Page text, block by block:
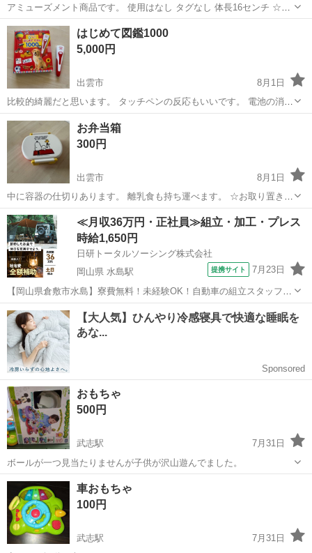
アミューズメント商品です。 使用はなし タグなし 体長16センチ ☆お
取り置きは致しません。 ☆自宅保管品、USED品です。喫煙者、ペッ
トはいません。サイズ、汚れ等の確認は素人検品です。 ☆ドタキャン
しない方とのお取引...
島根 出雲市 おもちゃ
はじめて図鑑1000
5,000円
出雲市
8月1日
比較的綺麗だと思います。 タッチペンの反応もいいです。 電池の消耗
はご了承ください。 ☆お取り置きは致しません。 ☆基本出品から1ヶ
月で削除予定です。 ☆自宅保管品、USED品です。喫煙者、ペットは
いません。サイズ、汚れ...
島根 出雲市 おもちゃ
お弁当箱
300円
出雲市
8月1日
中に容器の仕切りあります。 離乳食も持ち運べます。 ☆お取り置きは
致しません。 ☆自宅保管品、USED品です。喫煙者、ペットはいませ
ん。サイズ、汚れ等の確認は素人検品です。 ☆ドタキャンしない方と
のお取引限定 ☆引き渡しは...
島根 出雲市 ミニカー 弁当箱
≪月収36万円・正社員≫組立・加工・プレス
時給1,650円
日研トータルソーシング株式会社
岡山県 水島駅
提携サイト 7月23日
【岡山県倉敷市水島】寮費無料！未経験OK！自動車の組立スタッフ
《お仕事No.NS0089》 お仕事について 車の組立作業です。専用レール
に乗って流れてくる車の骨組みに、車内外の各部品・ハンドル・足回
り・ドア・シートなどの各...
岡山 倉敷市 水島駅
おもちゃ
500円
武志駅
7月31日
ボールが一つ見当たりませんが子供が沢山遊んでました。
島根 出雲市 武志駅
車おもちゃ
100円
武志駅
7月31日